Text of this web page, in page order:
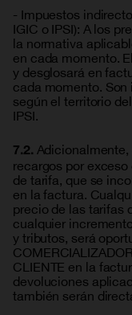
- Impuestos
IGIC o IPSI): A los
la normativa
en cada momento.
y desglosará en
cada momento.
según el territorio
IPSI.
7.2.
recargos por
de tarifa, que se
en la factura.
precio de las tarifas
cualquier
y tributos, será
CLIENTE en la
devoluciones
también serán